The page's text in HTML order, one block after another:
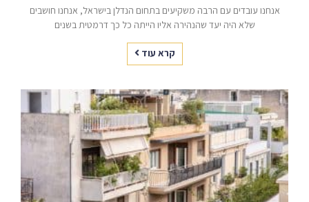
אנחנו עובדים עם הרבה משקיעים בתחום הנדלן בישראל, אנחנו חושבים
שלא היה יעד שהנהירה אליו הייתה כל כך דרמטית בשנים
קרא עוד